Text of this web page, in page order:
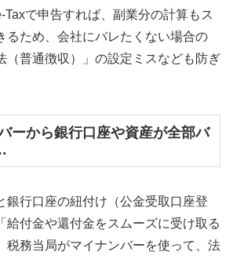
Taxで申告すれば、副業分の計算もス
るため、会社にバレたくない場合の
（普通徴収）」の設定ミスなども防ぎ
ーから銀行口座や資産が全部バ
銀行口座の紐付け（公金受取口座登
給付金や還付金をスムーズに受け取る
税務当局がマイナンバーを使って、法